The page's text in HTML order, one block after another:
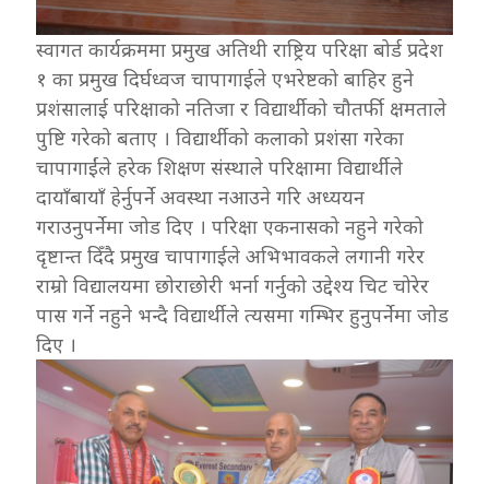
स्वागत कार्यक्रममा प्रमुख अतिथी राष्ट्रिय परिक्षा बोर्ड प्रदेश
१ का प्रमुख दिर्घध्वज चापागाईले एभरेष्टको बाहिर हुने
प्रशंसालाई परिक्षाको नतिजा र विद्यार्थीको चौतर्फी क्षमताले
पुष्टि गरेको बताए । विद्यार्थीको कलाको प्रशंसा गरेका
चापागाईंले हरेक शिक्षण संस्थाले परिक्षामा विद्यार्थीले
दायाँबायाँ हेर्नुपर्ने अवस्था नआउने गरि अध्ययन
गराउनुपर्नेमा जोड दिए । परिक्षा एकनासको नहुने गरेको
दृष्टान्त दिँदै प्रमुख चापागाईले अभिभावकले लगानी गरेर
राम्रो विद्यालयमा छोराछोरी भर्ना गर्नुको उद्देश्य चिट चोरेर
पास गर्ने नहुने भन्दै विद्यार्थीले त्यसमा गम्भिर हुनुपर्नेमा जोड
दिए ।